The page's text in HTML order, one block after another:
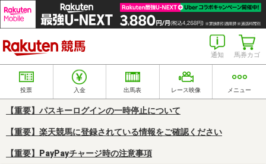
馬券カゴ
通知
投票 入金 出馬表 レース映像 メニュー
【重要】パスキーログインの一時停止について
【重要】楽天競馬に登録されている情報をご確認ください
【重要】PayPayチャージ時の注意事項